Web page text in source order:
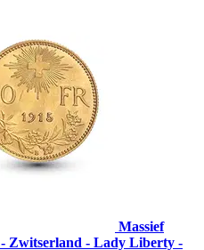
Massief
Zwitserland - Lady Liberty -